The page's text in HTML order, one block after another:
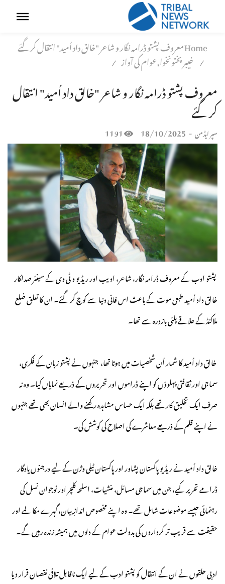
معروف پشتو ڈرامہ نگار و شاعر "خالق داد اُمید" انتقال کر گئےHome
/ خیبر پختونخوا,عوام کی آواز /
معروف پشتو ڈرامہ نگار و شاعر "خالق داد اُمید" انتقال
کر گئے
سپر ایڈمن -
18/10/2025
پشتو ادب کے معروف ڈرامہ نگار، شاعر، ادیب اور ریڈیو و ٹی وی کے سینئر صداکار
خالق داد اُمید طبعی موت کے باعث اس فانی دنیا سے کوچ کر گئے۔ ان کا تعلق ضلع
ملاکنڈ کے علاقے پلئی بازدرہ سے تھا۔
خالق داد اُمید کا شمار اُن شخصیات میں ہوتا تھا، جنہوں نے پشتو زبان کے فکری،
سماجی اور ثقافتی پہلوؤں کو اپنے ڈراموں اور تحریروں کے ذریعے نمایاں کیا۔ وہ نہ
صرف ایک تخلیق کار تھے بلکہ ایک حساس مشاہدہ رکھنے والے انسان بھی تھے جنہوں
نے اپنے قلم کے ذریعے معاشرے کی اصلاح کی کوشش کی۔
خالق داد اُمید نے ریڈیو پاکستان پشاور اور پاکستان ٹیلی وژن کے لیے درجنوں یادگار
ڈرامے تحریر کیے، جن میں سماجی مسائل، منشیات، اسلحہ کلچر اور نوجوان نسل کی
رہنمائی جیسے موضوعات شامل تھے۔ وہ اپنے مخصوص اندازِ بیان، گہرے مکالمے اور
حقیقت سے قریب تر کرداروں کی بدولت عوام کے دلوں میں ہمیشہ زندہ رہیں گے۔
ادبی حلقوں نے ان کے انتقال کو پشتو ادب کے لیے ایک ناقابل تلافی نقصان قرار دیا